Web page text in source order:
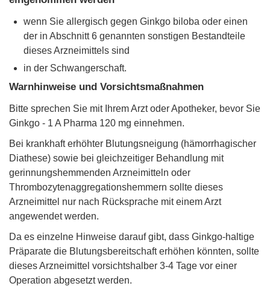
wenn Sie allergisch gegen Ginkgo biloba oder einen
der in Abschnitt 6 genannten sonstigen Bestandteile
dieses Arzneimittels sind
in der Schwangerschaft.
Warnhinweise und Vorsichtsmaßnahmen
Bitte sprechen Sie mit Ihrem Arzt oder Apotheker, bevor Sie
Ginkgo - 1 A Pharma 120 mg einnehmen.
Bei krankhaft erhöhter Blutungsneigung (hämorrhagischer
Diathese) sowie bei gleichzeitiger Behandlung mit
gerinnungshemmenden Arzneimitteln oder
Thrombozytenaggregationshemmern sollte dieses
Arzneimittel nur nach Rücksprache mit einem Arzt
angewendet werden.
Da es einzelne Hinweise darauf gibt, dass Ginkgo-haltige
Präparate die Blutungsbereitschaft erhöhen könnten, sollte
dieses Arzneimittel vorsichtshalber 3-4 Tage vor einer
Operation abgesetzt werden.